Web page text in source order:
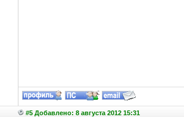
#5 Добавлено: 8 августа 2012 15:31